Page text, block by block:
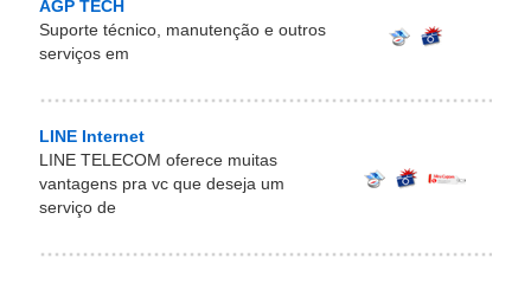
AGP TECH
Suporte técnico, manutenção e outros
serviços em
LINE Internet
LINE TELECOM oferece muitas
vantagens pra vc que deseja um
serviço de